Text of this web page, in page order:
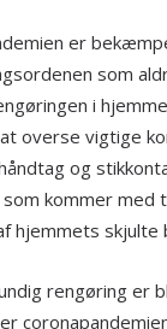
er
som
i
overse vigtige
og
kommer med
hjemmets skjulte
rengøring er